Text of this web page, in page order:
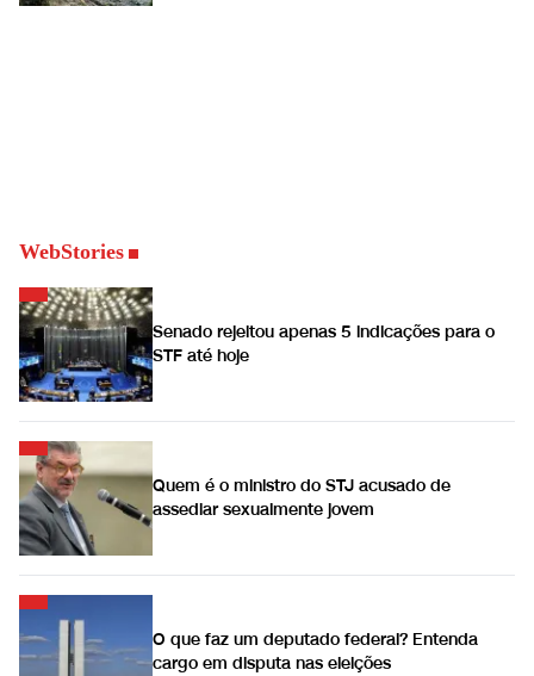
WebStories
Senado rejeitou apenas 5 indicações para o
STF até hoje
Quem é o ministro do STJ acusado de
assediar sexualmente jovem
O que faz um deputado federal? Entenda
cargo em disputa nas eleições